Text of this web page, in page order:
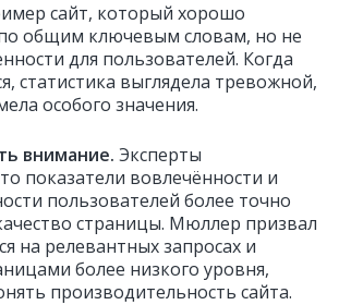
сайт, который хорошо
общим ключевым словам, но не
для пользователей. Когда
статистика выглядела тревожной,
особого значения.
внимание. Эксперты
показатели вовлечённости и
пользователей более точно
страницы. Мюллер призвал
на релевантных запросах и
более низкого уровня,
производительность сайта.